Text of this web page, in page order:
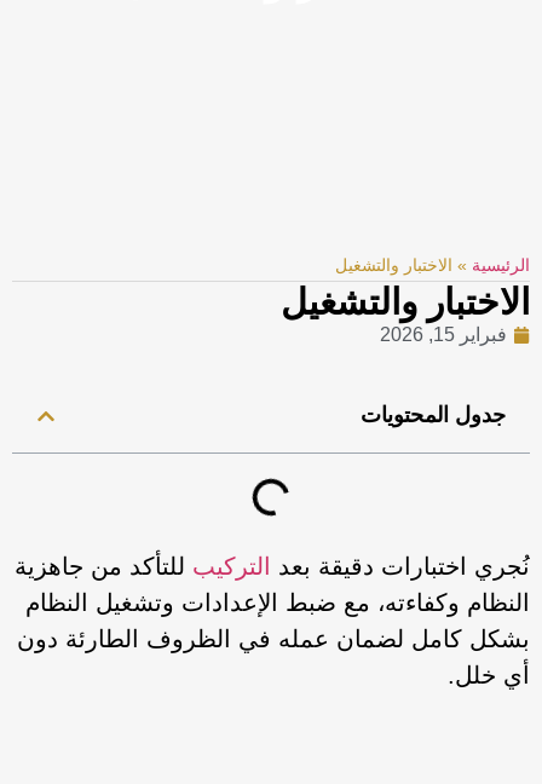
الرئيسية » الاختبار والتشغيل
الاختبار والتشغيل
فبراير 15, 2026
جدول المحتويات
نُجري اختبارات دقيقة بعد التركيب للتأكد من جاهزية
النظام وكفاءته، مع ضبط الإعدادات وتشغيل النظام
بشكل كامل لضمان عمله في الظروف الطارئة دون
أي خلل.